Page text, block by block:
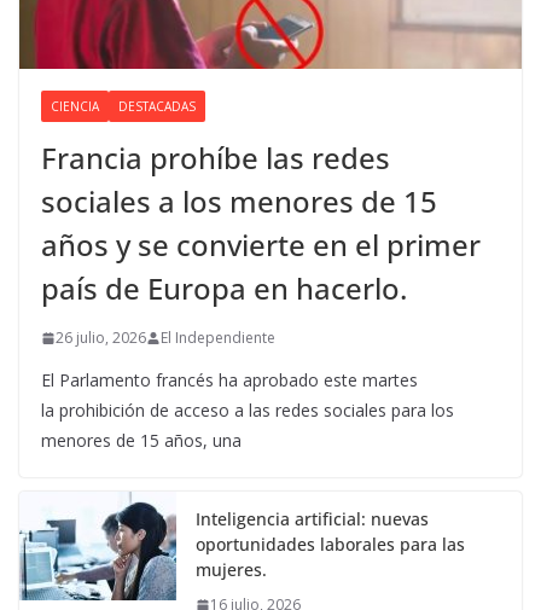
CIENCIA DESTACADAS
Francia prohíbe las redes
sociales a los menores de 15
años y se convierte en el primer
país de Europa en hacerlo.
26 julio, 2026 El Independiente
El Parlamento francés ha aprobado este martes
la prohibición de acceso a las redes sociales para los
menores de 15 años, una
Inteligencia artificial: nuevas
oportunidades laborales para las
mujeres.
16 julio, 2026